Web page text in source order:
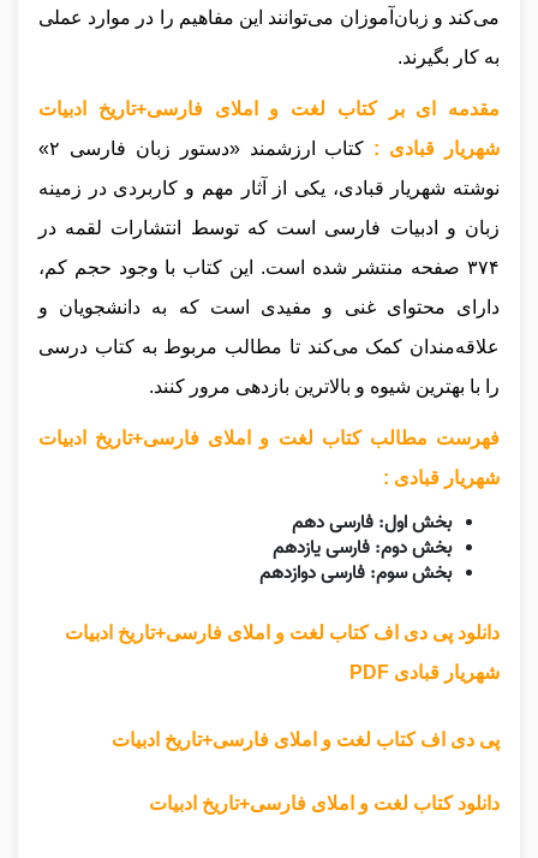
می‌کند و زبان‌آموزان می‌توانند این مفاهیم را در موارد عملی
به کار بگیرند.
مقدمه ای بر کتاب لغت و املای فارسی+تاریخ ادبیات
شهریار قبادی :
کتاب ارزشمند «دستور زبان فارسی ۲»
نوشته شهریار قبادی، یکی از آثار مهم و کاربردی در زمینه
زبان و ادبیات فارسی است که توسط انتشارات لقمه در
۳۷۴ صفحه منتشر شده است. این کتاب با وجود حجم کم،
دارای محتوای غنی و مفیدی است که به دانشجویان و
علاقه‌مندان کمک می‌کند تا مطالب مربوط به کتاب درسی
را با بهترین شیوه و بالاترین بازدهی مرور کنند.
فهرست مطالب کتاب لغت و املای فارسی+تاریخ ادبیات
شهریار قبادی :
بخش اول: فارسی دهم
بخش دوم: فارسی یازدهم
بخش سوم: فارسی دوازدهم
دانلود پی دی اف کتاب لغت و املای فارسی+تاریخ ادبیات
شهریار قبادی PDF
پی دی اف کتاب لغت و املای فارسی+تاریخ ادبیات
دانلود کتاب لغت و املای فارسی+تاریخ ادبیات